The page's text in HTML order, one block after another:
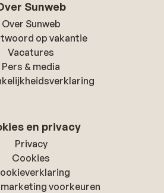
Sunweb
Over Sunweb
op vakantie
Vacatures
Pers & media
en privacy
Privacy
Cookies
voorkeuren